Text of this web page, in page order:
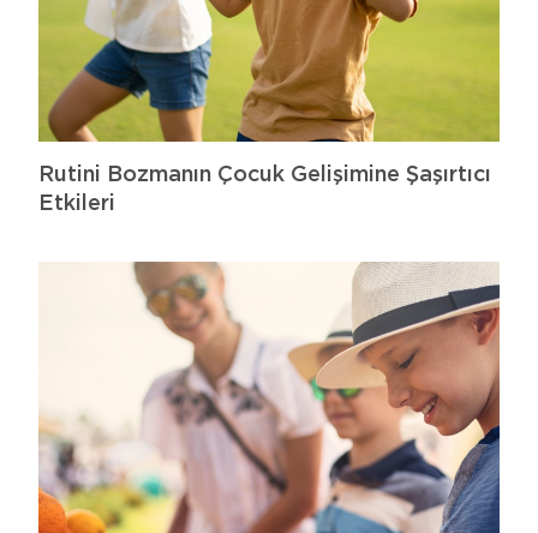
Rutini Bozmanın Çocuk Gelişimine Şaşırtıcı
Etkileri